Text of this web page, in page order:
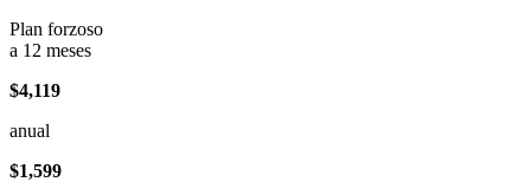
Plan forzoso
a 12 meses
$4,119
anual
$1,599